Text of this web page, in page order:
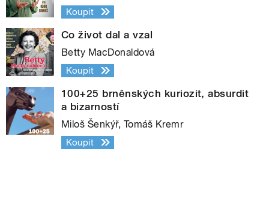
Koupit
Co život dal a vzal
Betty MacDonaldová
Koupit
100+25 brněnských kuriozit, absurdit
a bizarností
Miloš Šenkýř, Tomáš Kremr
Koupit